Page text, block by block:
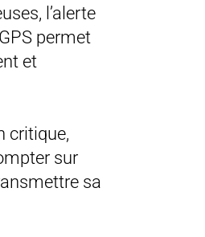
l’alerte
permet
et
critique,
sur
sa